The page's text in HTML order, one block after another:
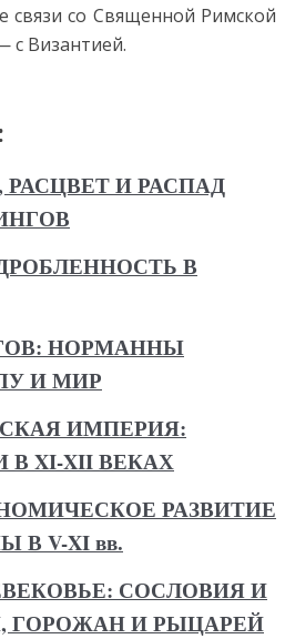
связи со Священной Римской
с Византией.
И РАСПАД
В
НОРМАННЫ
И МИР
ИМПЕРИЯ:
XI-XII ВЕКАХ
РАЗВИТИЕ
В V-XI вв.
СОСЛОВИЯ И
ГОРОЖАН И РЫЦАРЕЙ